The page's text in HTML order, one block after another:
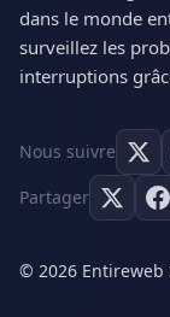
dans le monde
surveillez les
interruptions
Nous suivre
Partager
© 2026 Entireweb